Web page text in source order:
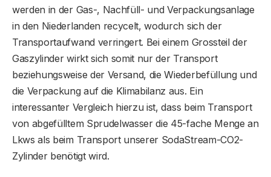
werden in der Gas-, Nachfüll- und Verpackungsanlage
in den Niederlanden recycelt, wodurch sich der
Transportaufwand verringert. Bei einem Grossteil der
Gaszylinder wirkt sich somit nur der Transport
beziehungsweise der Versand, die Wiederbefüllung und
die Verpackung auf die Klimabilanz aus. Ein
interessanter Vergleich hierzu ist, dass beim Transport
von abgefülltem Sprudelwasser die 45-fache Menge an
Lkws als beim Transport unserer SodaStream-CO2-
Zylinder benötigt wird.